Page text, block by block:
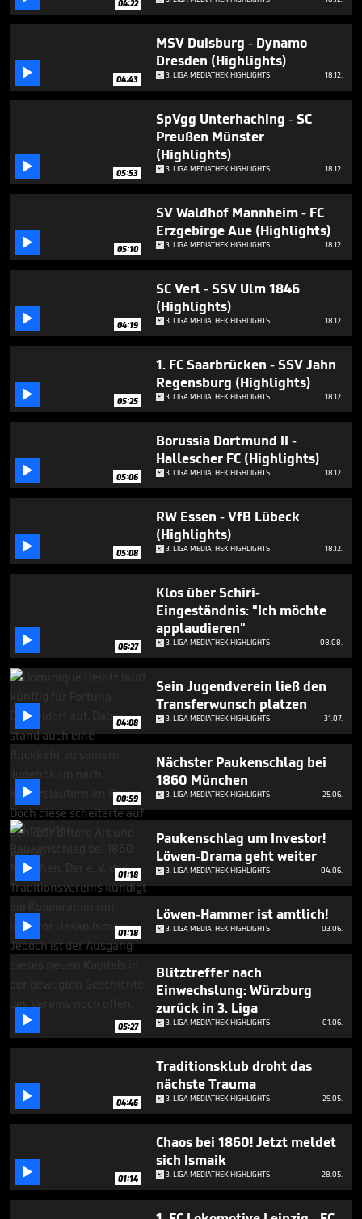
minutes,
23
04:22
 04:43
MSV Duisburg - Dynamo
Dresden (Highlights)
3. LIGA MEDIATHEK HIGHLIGHTS 18.12.
 05:53
SpVgg Unterhaching - SC
Preußen Münster
(Highlights)
3. LIGA MEDIATHEK HIGHLIGHTS 18.12.
 05:10
SV Waldhof Mannheim - FC
Erzgebirge Aue (Highlights)
3. LIGA MEDIATHEK HIGHLIGHTS 18.12.
 04:19
SC Verl - SSV Ulm 1846
(Highlights)
3. LIGA MEDIATHEK HIGHLIGHTS 18.12.
 05:25
1. FC Saarbrücken - SSV Jahn
Regensburg (Highlights)
3. LIGA MEDIATHEK HIGHLIGHTS 18.12.
 05:06
Borussia Dortmund II -
Hallescher FC (Highlights)
3. LIGA MEDIATHEK HIGHLIGHTS 18.12.
 05:08
RW Essen - VfB Lübeck
(Highlights)
3. LIGA MEDIATHEK HIGHLIGHTS 18.12.
 06:27
Klos über Schiri-
Eingeständnis: "Ich möchte
applaudieren"
3. LIGA MEDIATHEK HIGHLIGHTS 08.08.
 04:08
Sein Jugendverein ließ den
Transferwunsch platzen
3. LIGA MEDIATHEK HIGHLIGHTS 31.07.
 00:59
Nächster Paukenschlag bei
1860 München
3. LIGA MEDIATHEK HIGHLIGHTS 25.06.
 01:18
Paukenschlag um Investor!
Löwen-Drama geht weiter
3. LIGA MEDIATHEK HIGHLIGHTS 04.06.
 01:18
Löwen-Hammer ist amtlich!
3. LIGA MEDIATHEK HIGHLIGHTS 03.06.
 05:27
Blitztreffer nach
Einwechslung: Würzburg
zurück in 3. Liga
3. LIGA MEDIATHEK HIGHLIGHTS 01.06.
 04:46
Traditionsklub droht das
nächste Trauma
3. LIGA MEDIATHEK HIGHLIGHTS 29.05.
 01:14
Chaos bei 1860! Jetzt meldet
sich Ismaik
3. LIGA MEDIATHEK HIGHLIGHTS 28.05.